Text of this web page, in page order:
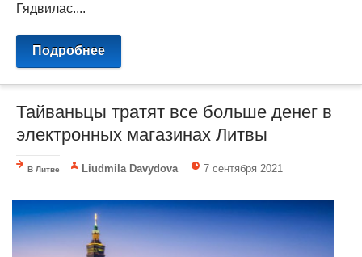
Гядвилас....
Подробнее
Тайваньцы тратят все больше денег в
электронных магазинах Литвы
В Литве Liudmila Davydova 7 сентября 2021